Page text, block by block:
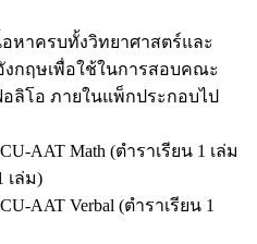
หาครบทั้งวิทยาศาสตร์และ
กฤษเพื่อใช้ในการสอบคณะ
ลิโอ ภายในแพ็กประกอบไป
CU-AAT Math (ตำราเรียน 1 เล่ม
เล่ม)
AAT Verbal (ตำราเรียน 1